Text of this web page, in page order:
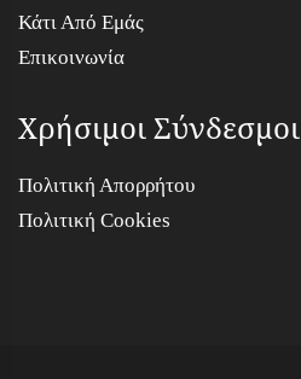
Κάτι Από Εμάς
Επικοινωνία
Χρήσιμοι Σύνδεσμοι
Πολιτική Απορρήτου
Πολιτική Cookies